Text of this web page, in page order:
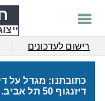
רישום לעדכונים
דיזנגוף 50 תל אביב. דרכי ההגעה בתפריט "אודותינו".